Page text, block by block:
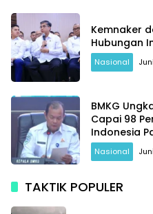
Kemnaker
Hubungan
Nasional
BMKG
Capai 98
Indonesia
Nasional
TAKTIK POPULER